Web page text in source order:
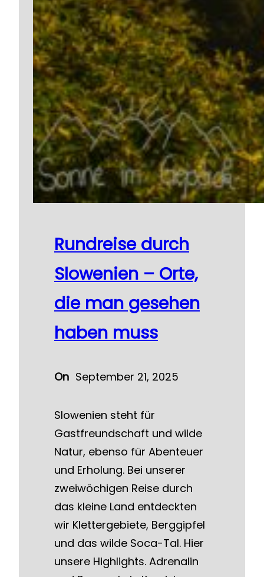
Rundreise durch
Slowenien – Orte,
die man gesehen
haben muss
On September 21, 2025
Slowenien steht für
Gastfreundschaft und wilde
Natur, ebenso für Abenteuer
und Erholung. Bei unserer
zweiwöchigen Reise durch
das kleine Land entdeckten
wir Klettergebiete, Berggipfel
und das wilde Soca-Tal. Hier
unsere Highlights. Adrenalin